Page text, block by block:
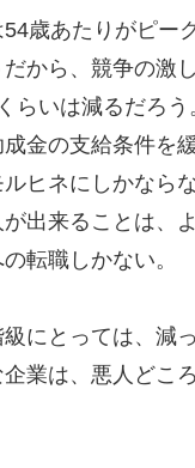
歳あたりがピー
から、競争の激
らいは減るだろう
金の支給条件を
ヒネにしかなら
が出来ることは
転職しかない。
にとっては、減
業は、悪人どこ